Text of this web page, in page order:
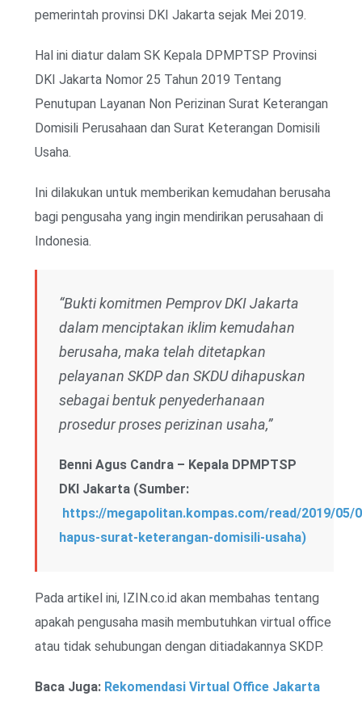
pemerintah provinsi DKI Jakarta sejak Mei 2019.
Hal ini diatur dalam SK Kepala DPMPTSP Provinsi
DKI Jakarta Nomor 25 Tahun 2019 Tentang
Penutupan Layanan Non Perizinan Surat Keterangan
Domisili Perusahaan dan Surat Keterangan Domisili
Usaha.
Ini dilakukan untuk memberikan kemudahan berusaha
bagi pengusaha yang ingin mendirikan perusahaan di
Indonesia.
“Bukti komitmen Pemprov DKI Jakarta
dalam menciptakan iklim kemudahan
berusaha, maka telah ditetapkan
pelayanan SKDP dan SKDU dihapuskan
sebagai bentuk penyederhanaan
prosedur proses perizinan usaha,”
Benni Agus Candra – Kepala DPMPTSP
DKI Jakarta (Sumber:
https://megapolitan.kompas.com/read/2019/05/
hapus-surat-keterangan-domisili-usaha)
Pada artikel ini, IZIN.co.id akan membahas tentang
apakah pengusaha masih membutuhkan virtual office
atau tidak sehubungan dengan ditiadakannya SKDP.
Baca Juga: Rekomendasi Virtual Office Jakarta